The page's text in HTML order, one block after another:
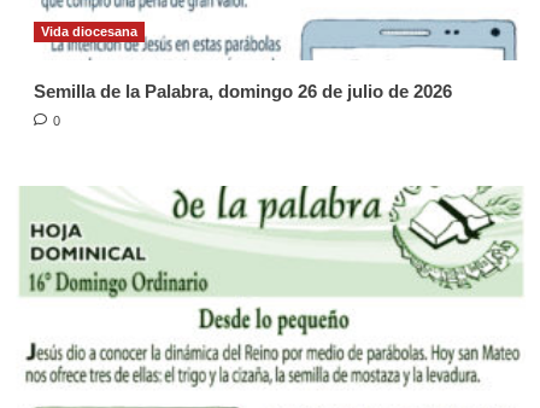
Vida diocesana
Semilla de la Palabra, domingo 26 de julio de 2026
0